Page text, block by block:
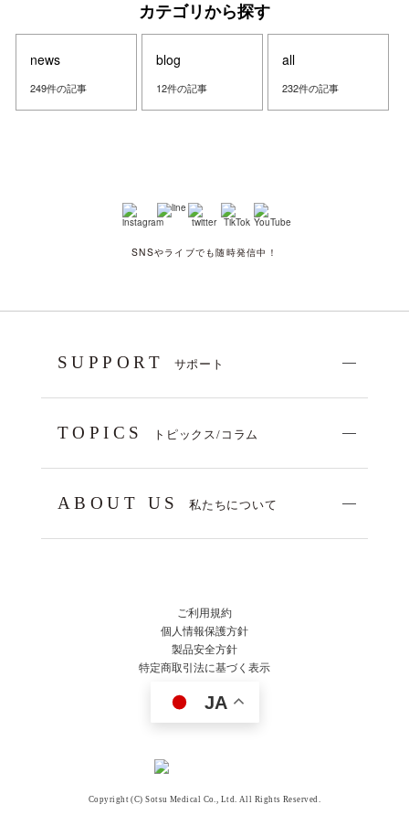
カテゴリから探す
news
249件の記事
blog
12件の記事
all
232件の記事
SNSやライブでも随時発信中！
SUPPORT サポート
TOPICS トピックス/コラム
ABOUT US 私たちについて
ご利用規約
個人情報保護方針
製品安全方針
特定商取引法に基づく表示
JA
Copyright (C) Sotsu Medical Co., Ltd. All Rights Reserved.